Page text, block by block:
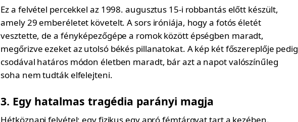
Ez a felvétel percekkel az 1998. augusztus 15-i robbantás előtt készült,
amely 29 emberéletet követelt. A sors iróniája, hogy a fotós életét
vesztette, de a fényképezőgépe a romok között épségben maradt,
megőrizve ezeket az utolsó békés pillanatokat. A kép két főszereplője pedig
csodával határos módon életben maradt, bár azt a napot valószínűleg
soha nem tudták elfelejteni.
3. Egy hatalmas tragédia parányi magja